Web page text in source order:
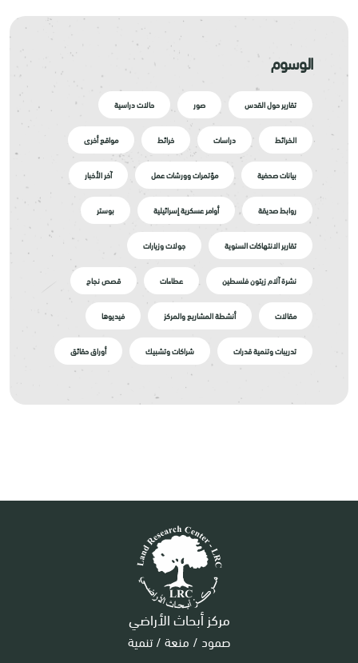
الوسوم
تقارير حول القدس صور حالات دراسية
الخرائط دراسات خرائط مواقع أخرى
بيانات صحفية مؤتمرات وورشات عمل آخر الأخبار
روابط صديقة أوامر عسكرية إسرائيلية بوستر
تقارير الانتهاكات السنوية جولات وزيارات
نشرة آلام زيتون فلسطين عطاءات قصص نجاح
مقالات أنشطة المشاريع والمركز فيديوها
تدريبات وتنمية قدرات شراكات وتشبيك أوراق حقائق
مركز أبحاث الأراضي
صمود / منعة / تنمية